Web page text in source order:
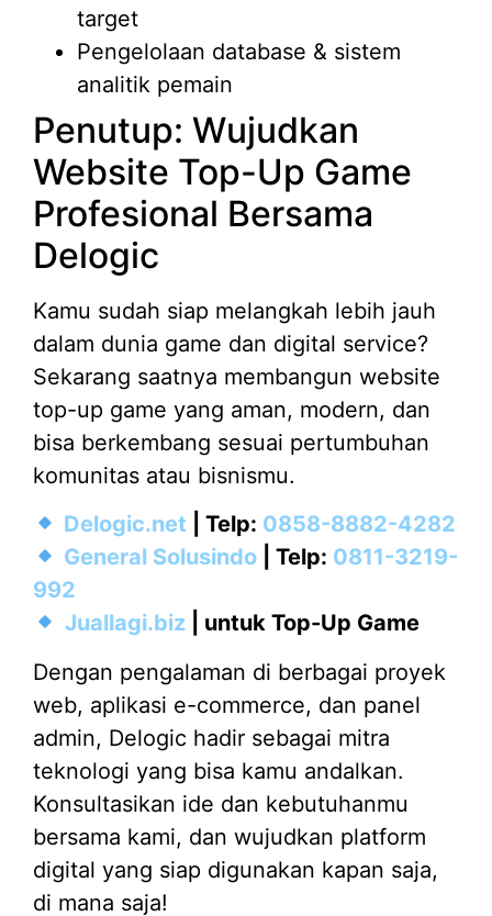
target
Pengelolaan database & sistem
analitik pemain
Penutup: Wujudkan
Website Top-Up Game
Profesional Bersama
Delogic
Kamu sudah siap melangkah lebih jauh
dalam dunia game dan digital service?
Sekarang saatnya membangun website
top-up game yang aman, modern, dan
bisa berkembang sesuai pertumbuhan
komunitas atau bisnismu.
Delogic.net | Telp: 0858-8882-4282
General Solusindo| Telp: 0811-3219-
992
Juallagi.biz| untuk Top-Up Game
Dengan pengalaman di berbagai proyek
web, aplikasi e-commerce, dan panel
admin, Delogic hadir sebagai mitra
teknologi yang bisa kamu andalkan.
Konsultasikan ide dan kebutuhanmu
bersama kami, dan wujudkan platform
digital yang siap digunakan kapan saja,
di mana saja!